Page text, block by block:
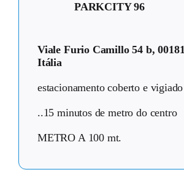
PARKCITY 96
Viale Furio Camillo 54 b,
Itália
estacionamento coberto e vigiado
..15 minutos de metro do centro
METRO A 100 mt.